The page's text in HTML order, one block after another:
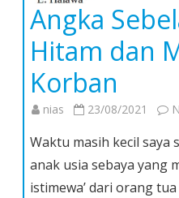
Angka
Hitam dan
Korban
nias 23/08/2021
Waktu masih kecil saya
anak usia sebaya yang
istimewa’ dari orang